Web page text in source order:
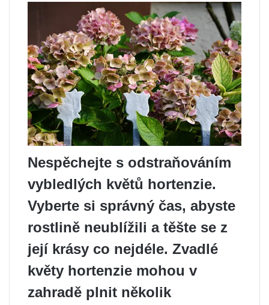
Nespěchejte s odstraňováním
vybledlých květů hortenzie.
Vyberte si správný čas, abyste
rostlině neublížili a těšte se z
její krásy co nejdéle. Zvadlé
květy hortenzie mohou v
zahradě plnit několik